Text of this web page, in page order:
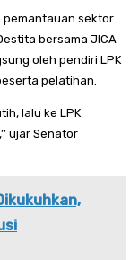
pemantauan sektor
bersama JICA
oleh pendiri LPK
pelatihan.
lalu ke LPK
ujar Senator